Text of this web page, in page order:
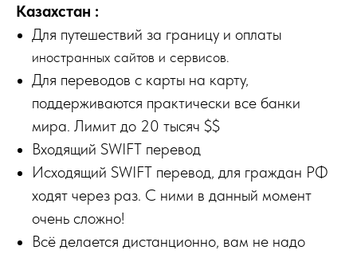
Казахстан :
Для путешествий за границу и оплаты
иностранных сайтов и сервисов.
Для переводов с карты на карту,
поддерживаются практически все банки
мира. Лимит до 20 тысяч $$
Входящий SWIFT перевод
Исходящий SWIFT перевод, для граждан РФ
ходят через раз. С ними в данный момент
очень сложно!
Всё делается дистанционно, вам не надо